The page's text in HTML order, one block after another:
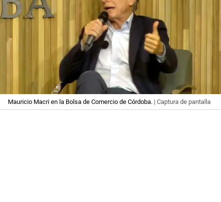
Mauricio Macri en la Bolsa de Comercio de Córdoba. | Captura de pantalla